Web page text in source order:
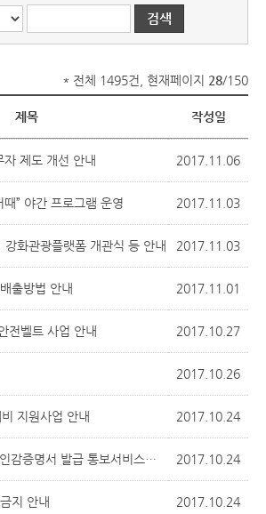
* 전체 1495건, 현재페이지 28/150
제목 작성일
자 제도 개선 안내 2017.11.06
” 야간 프로그램 운영 2017.11.03
화관광플랫폼 개관식 등 안내 2017.11.03
출방법 안내 2017.11.01
전벨트 사업 안내 2017.10.27
2017.10.26
지원사업 안내 2017.10.24
⌜주민등록 등․초본 및 인감증명서 발급 통보서비스」 신청 안내 2017.10.24
지 안내 2017.10.24